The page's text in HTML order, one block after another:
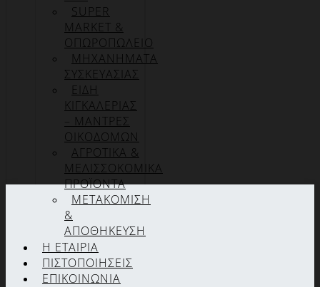
SUPER
MARKET &
ΟΠΩΡΟΠΩΛΕΙΟ
ΜΗΧΑΝΗΜΑΤΑ
ΣΥΣΚΕΥΑΣΙΑΣ
ΕΙΔΗ
ΚΙΓΚΑΛΕΡΙΑΣ
– ΜΑΝΤΡΕΣ
ΟΙΚΟΔΟΜΩΝ
ΑΓΡΟΤΙΚΑ &
ΜΕΛΙΣΣΟΚΟΜΙΚΑ
ΠΡΟΪΟΝΤΑ
ΜΕΤΑΚΟΜΙΣΗ
&
ΑΠΟΘΗΚΕΥΣΗ
Η ΕΤΑΙΡΊΑ
ΠΙΣΤΟΠΟΙΉΣΕΙΣ
ΕΠΙΚΟΙΝΩΝΊΑ